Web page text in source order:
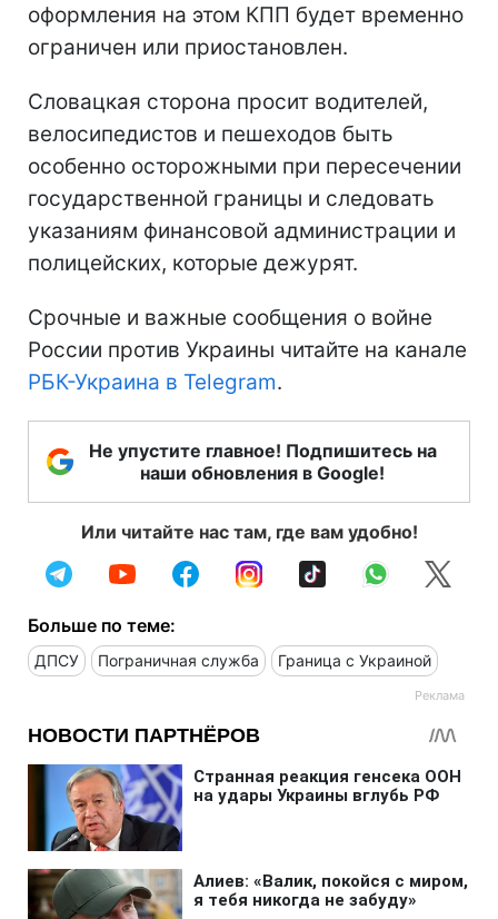
оформления на этом КПП будет временно
ограничен или приостановлен.
Словацкая сторона просит водителей,
велосипедистов и пешеходов быть
особенно осторожными при пересечении
государственной границы и следовать
указаниям финансовой администрации и
полицейских, которые дежурят.
Срочные и важные сообщения о войне
России против Украины читайте на канале
РБК-Украина в Telegram.
Не упустите главное! Подпишитесь на
наши обновления в Google!
Или читайте нас там, где вам удобно!
Больше по теме:
ДПСУ Пограничная служба Граница с Украиной